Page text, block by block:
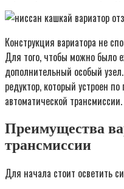
Конструкция вариатора не
Для того, чтобы можно было
дополнительный особый
редуктор, который устроен
автоматической трансмиссии.
Преимущества
трансмиссии
Для начала стоит осветить